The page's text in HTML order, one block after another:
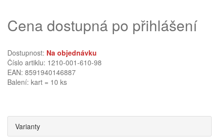
Cena dostupná po přihlášení
Dostupnost: Na objednávku
Číslo artiklu: 1210-001-610-98
EAN: 8591940146887
Balení: kart = 10 ks
Varianty